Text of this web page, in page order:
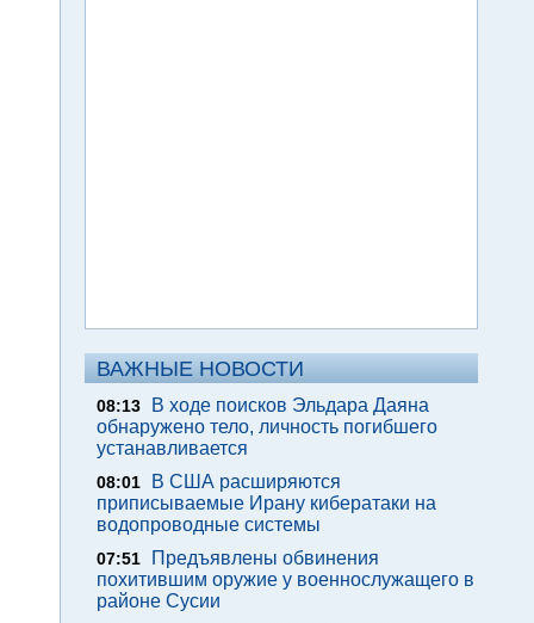
ВАЖНЫЕ НОВОСТИ
08:13
В ходе поисков Эльдара Даяна
обнаружено тело, личность погибшего
устанавливается
08:01
В США расширяются
приписываемые Ирану кибератаки на
водопроводные системы
07:51
Предъявлены обвинения
похитившим оружие у военнослужащего в
районе Сусии